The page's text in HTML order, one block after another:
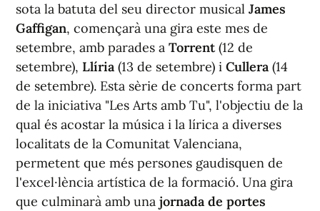
sota la batuta del seu director musical James
Gaffigan, començarà una gira este mes de
setembre, amb parades a Torrent(12 de
setembre), Llíria (13 de setembre) i Cullera (14
de setembre). Esta sèrie de concerts forma part
de la iniciativa "Les Arts amb Tu", l'objectiu de la
qual és acostar la música i la lírica a diverses
localitats de la Comunitat Valenciana,
permetent que més persones gaudisquen de
l'excel·lència artística de la formació. Una gira
que culminarà amb una jornada de portes